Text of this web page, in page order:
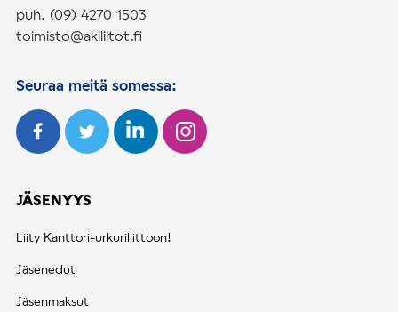
e
n
i
v
u
u
s
puh. (09) 4270 1503
toimisto@akiliitot.fi
Seuraa meitä somessa:
JÄSENYYS
Liity Kanttori-urkuriliittoon!
Jäsenedut
Jäsenmaksut